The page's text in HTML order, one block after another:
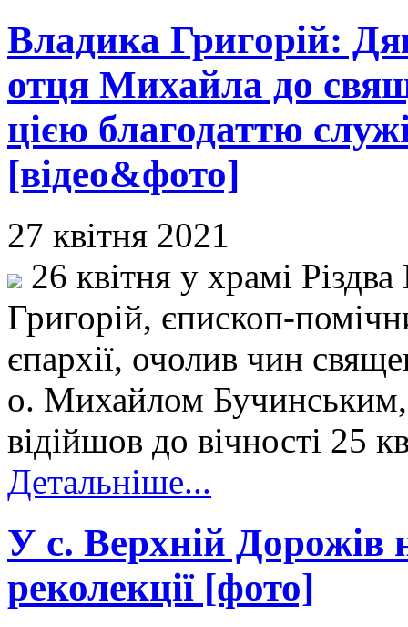
Владика Григорій:
отця Михайла до
цією благодаттю
[відео&фото]
27 квітня 2021
26 квітня у храмі
Григорій, єпископ-
єпархії, очолив чин
о. Михайлом Бучинським,
відійшов до вічності 25
Детальніше...
У с. Верхній Дорожів
реколекції [фото]